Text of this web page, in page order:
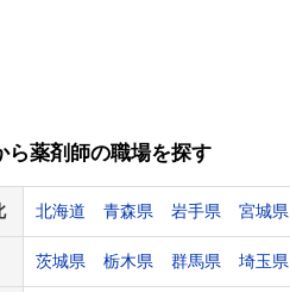
ら薬剤師の職場を探す
北海道 青森県 岩手県 宮城県
茨城県 栃木県 群馬県 埼玉県